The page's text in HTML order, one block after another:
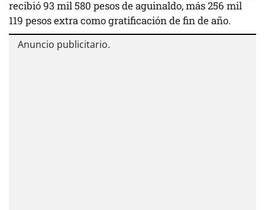
recibió 93 mil 580 pesos de aguinaldo, más 256 mil
119 pesos extra como gratificación de fin de año.